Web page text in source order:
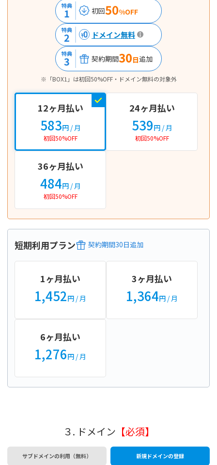
特典
1 初回50%OFF
特典
2 ドメイン無料
特典
3 契約期間30日追加
※「BOX1」は初回50%OFF・ドメイン無料の対象外
12ヶ月払い
583円/ 月
初回50%OFF
24ヶ月払い
539円/ 月
初回50%OFF
36ヶ月払い
484円/ 月
初回50%OFF
短期利用プラン 契約期間30日追加
1ヶ月払い
1,452円 / 月
3ヶ月払い
1,364円 / 月
6ヶ月払い
1,276円 / 月
３. ドメイン 【必須】
サブドメインの利用（無料） 新規ドメインの登録